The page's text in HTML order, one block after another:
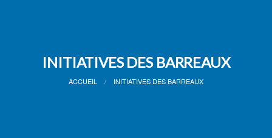
INITIATIVES DES BARREAUX
ACCUEIL INITIATIVES DES BARREAUX